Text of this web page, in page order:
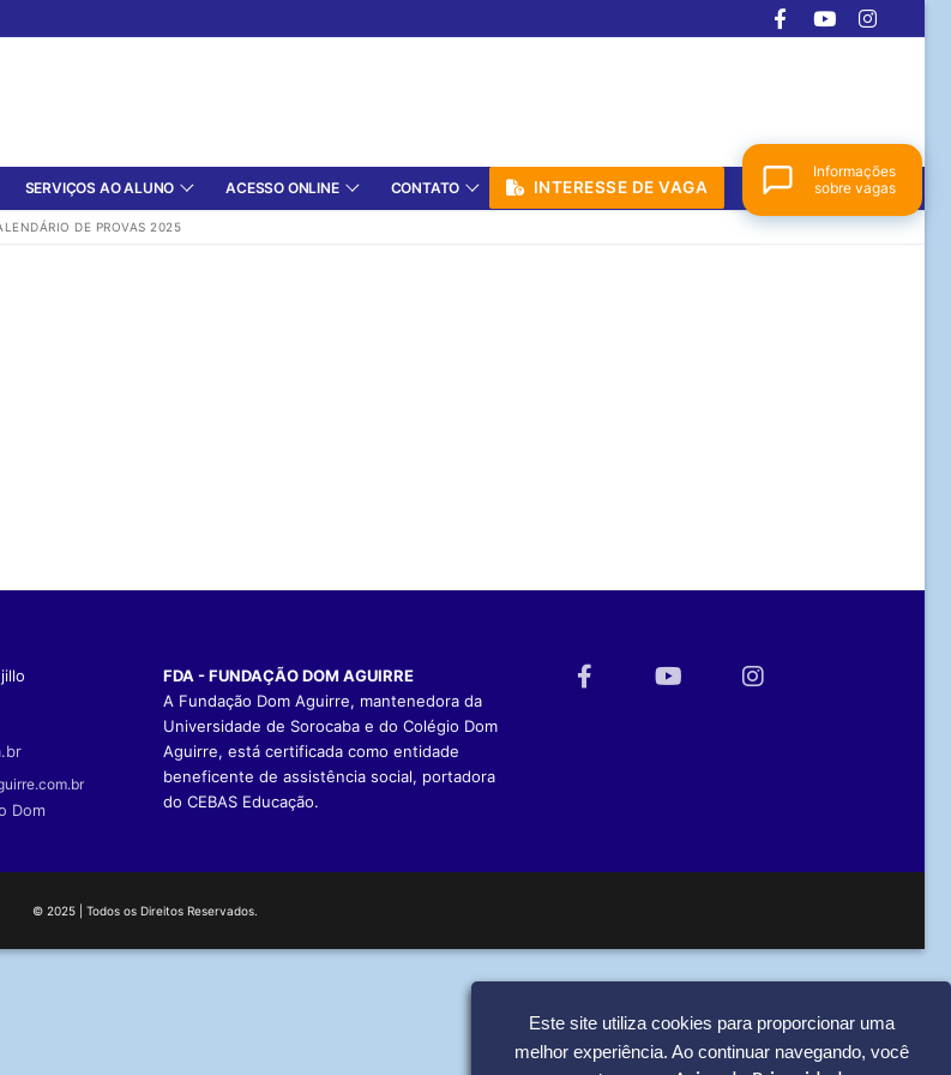
Este site utiliza cookies para proporcionar uma
melhor experiência. Ao continuar navegando, você
SERVIÇOS AO ALUNO ACESSO ONLINE CONTATO INTERESSE DE VAGA
DE PROVAS 2025
Dom
FDA - FUNDAÇÃO DOM AGUIRRE
A Fundação Dom Aguirre, mantenedora da
Universidade de Sorocaba e do Colégio Dom
Aguirre, está certificada como entidade
beneficente de assistência social, portadora
do CEBAS Educação.
Informações
sobre vagas
© 2025 | Todos os Direitos Reservados.